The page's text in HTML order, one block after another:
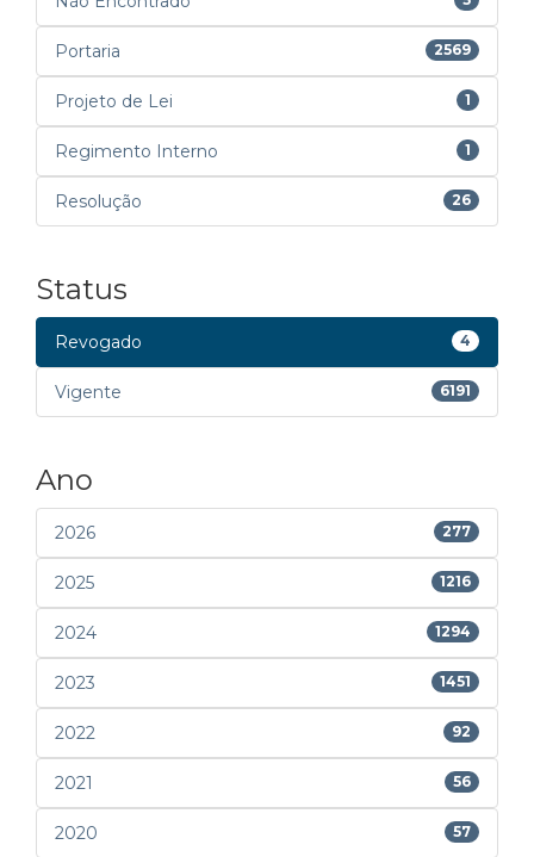
Portaria 2569
Projeto de Lei 1
Regimento Interno 1
Resolução 26
Status
Revogado 4
Vigente 6191
Ano
2026 277
2025 1216
2024 1294
2023 1451
2022 92
2021 56
2020 57